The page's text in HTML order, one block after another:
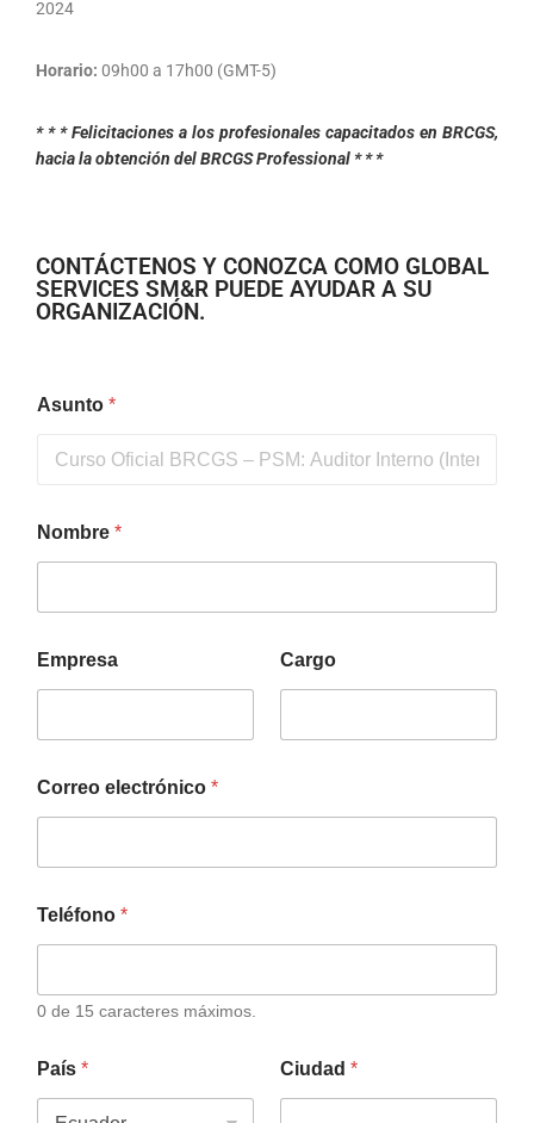
2024
Horario: 09h00 a 17h00 (GMT-5)
* * * Felicitaciones a los profesionales capacitados en BRCGS,
hacia la obtención del BRCGS Professional * * *
CONTÁCTENOS Y CONOZCA COMO GLOBAL
SERVICES SM&R PUEDE AYUDAR A SU
ORGANIZACIÓN.
Asunto *
Nombre *
Empresa Cargo
Correo electrónico *
Teléfono *
0 de 15 caracteres máximos.
País * Ciudad *